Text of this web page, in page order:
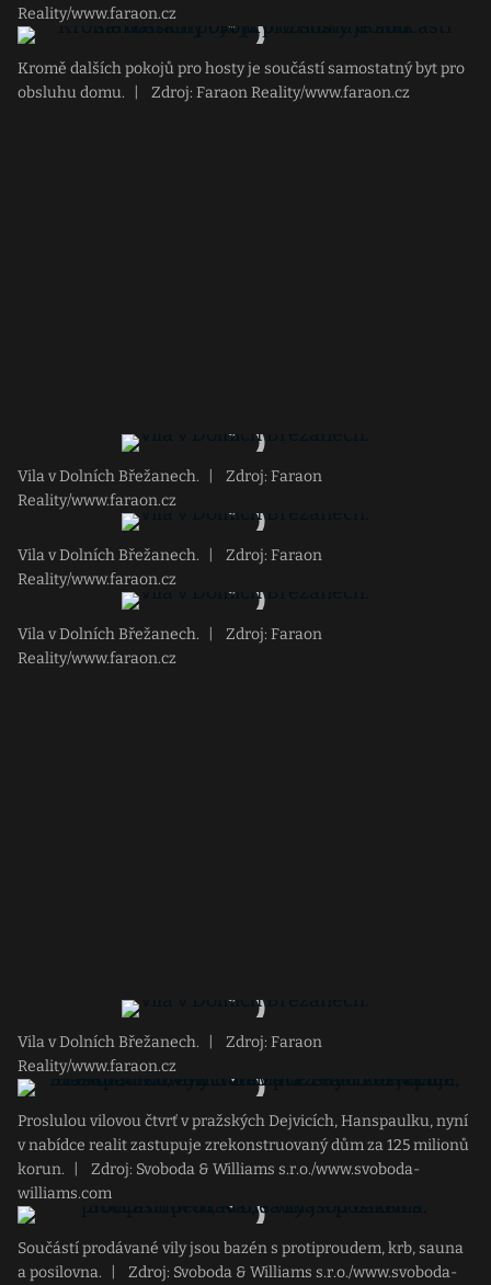
Reality/www.faraon.cz
Kromě dalších pokojů pro hosty je součástí samostatný byt pro
obsluhu domu.
Zdroj: Faraon Reality/www.faraon.cz
Vila v Dolních Břežanech.
Zdroj: Faraon
Reality/www.faraon.cz
Vila v Dolních Břežanech.
Zdroj: Faraon
Reality/www.faraon.cz
Vila v Dolních Břežanech.
Zdroj: Faraon
Reality/www.faraon.cz
Vila v Dolních Břežanech.
Zdroj: Faraon
Reality/www.faraon.cz
Proslulou vilovou čtvrť v pražských Dejvicích, Hanspaulku, nyní
v nabídce realit zastupuje zrekonstruovaný dům za 125 milionů
korun.
Zdroj: Svoboda & Williams s.r.o./www.svoboda-
williams.com
Součástí prodávané vily jsou bazén s protiproudem, krb, sauna
a posilovna.
Zdroj: Svoboda & Williams s.r.o./www.svoboda-